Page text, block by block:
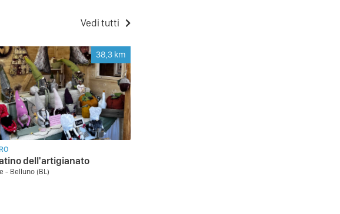
Vedi tutti
38,3 km
dell'artigianato
- Belluno (BL)